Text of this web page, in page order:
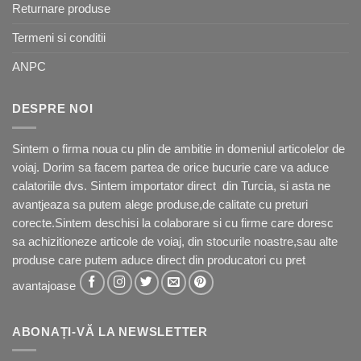
Returnare produse
Termeni si conditii
ANPC
DESPRE NOI
Sintem o firma noua cu plin de ambitie in domeniul articolelor de
voiaj. Dorim sa facem partea de orice bucurie care va aduce
calatoriile dvs. Sintem importator direct din Turcia, si asta ne
avantjeaza sa putem alege produse,de calitate cu preturi
corecte.Sintem deschisi la colaborare si cu firme care doresc
sa achizitioneze articole de voiaj, din stocurile noastre,sau alte
produse care putem aduce direct din producatori cu pret
avantajoase
ABONAȚI-VĂ LA NEWSLETTER